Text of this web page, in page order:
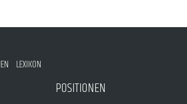
LEXIKON
POSITIONEN